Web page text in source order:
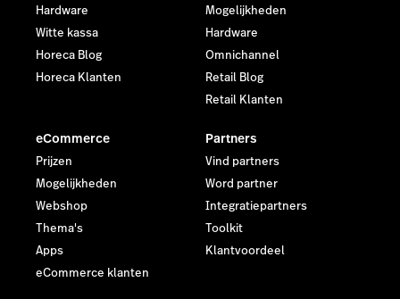
Hardware
Witte kassa
Horeca Blog
Horeca Klanten
Mogelijkheden
Hardware
Omnichannel
Retail Blog
Retail Klanten
eCommerce
Prijzen
Mogelijkheden
Webshop
Thema's
Apps
eCommerce klanten
Partners
Vind partners
Word partner
Integratiepartners
Toolkit
Klantvoordeel